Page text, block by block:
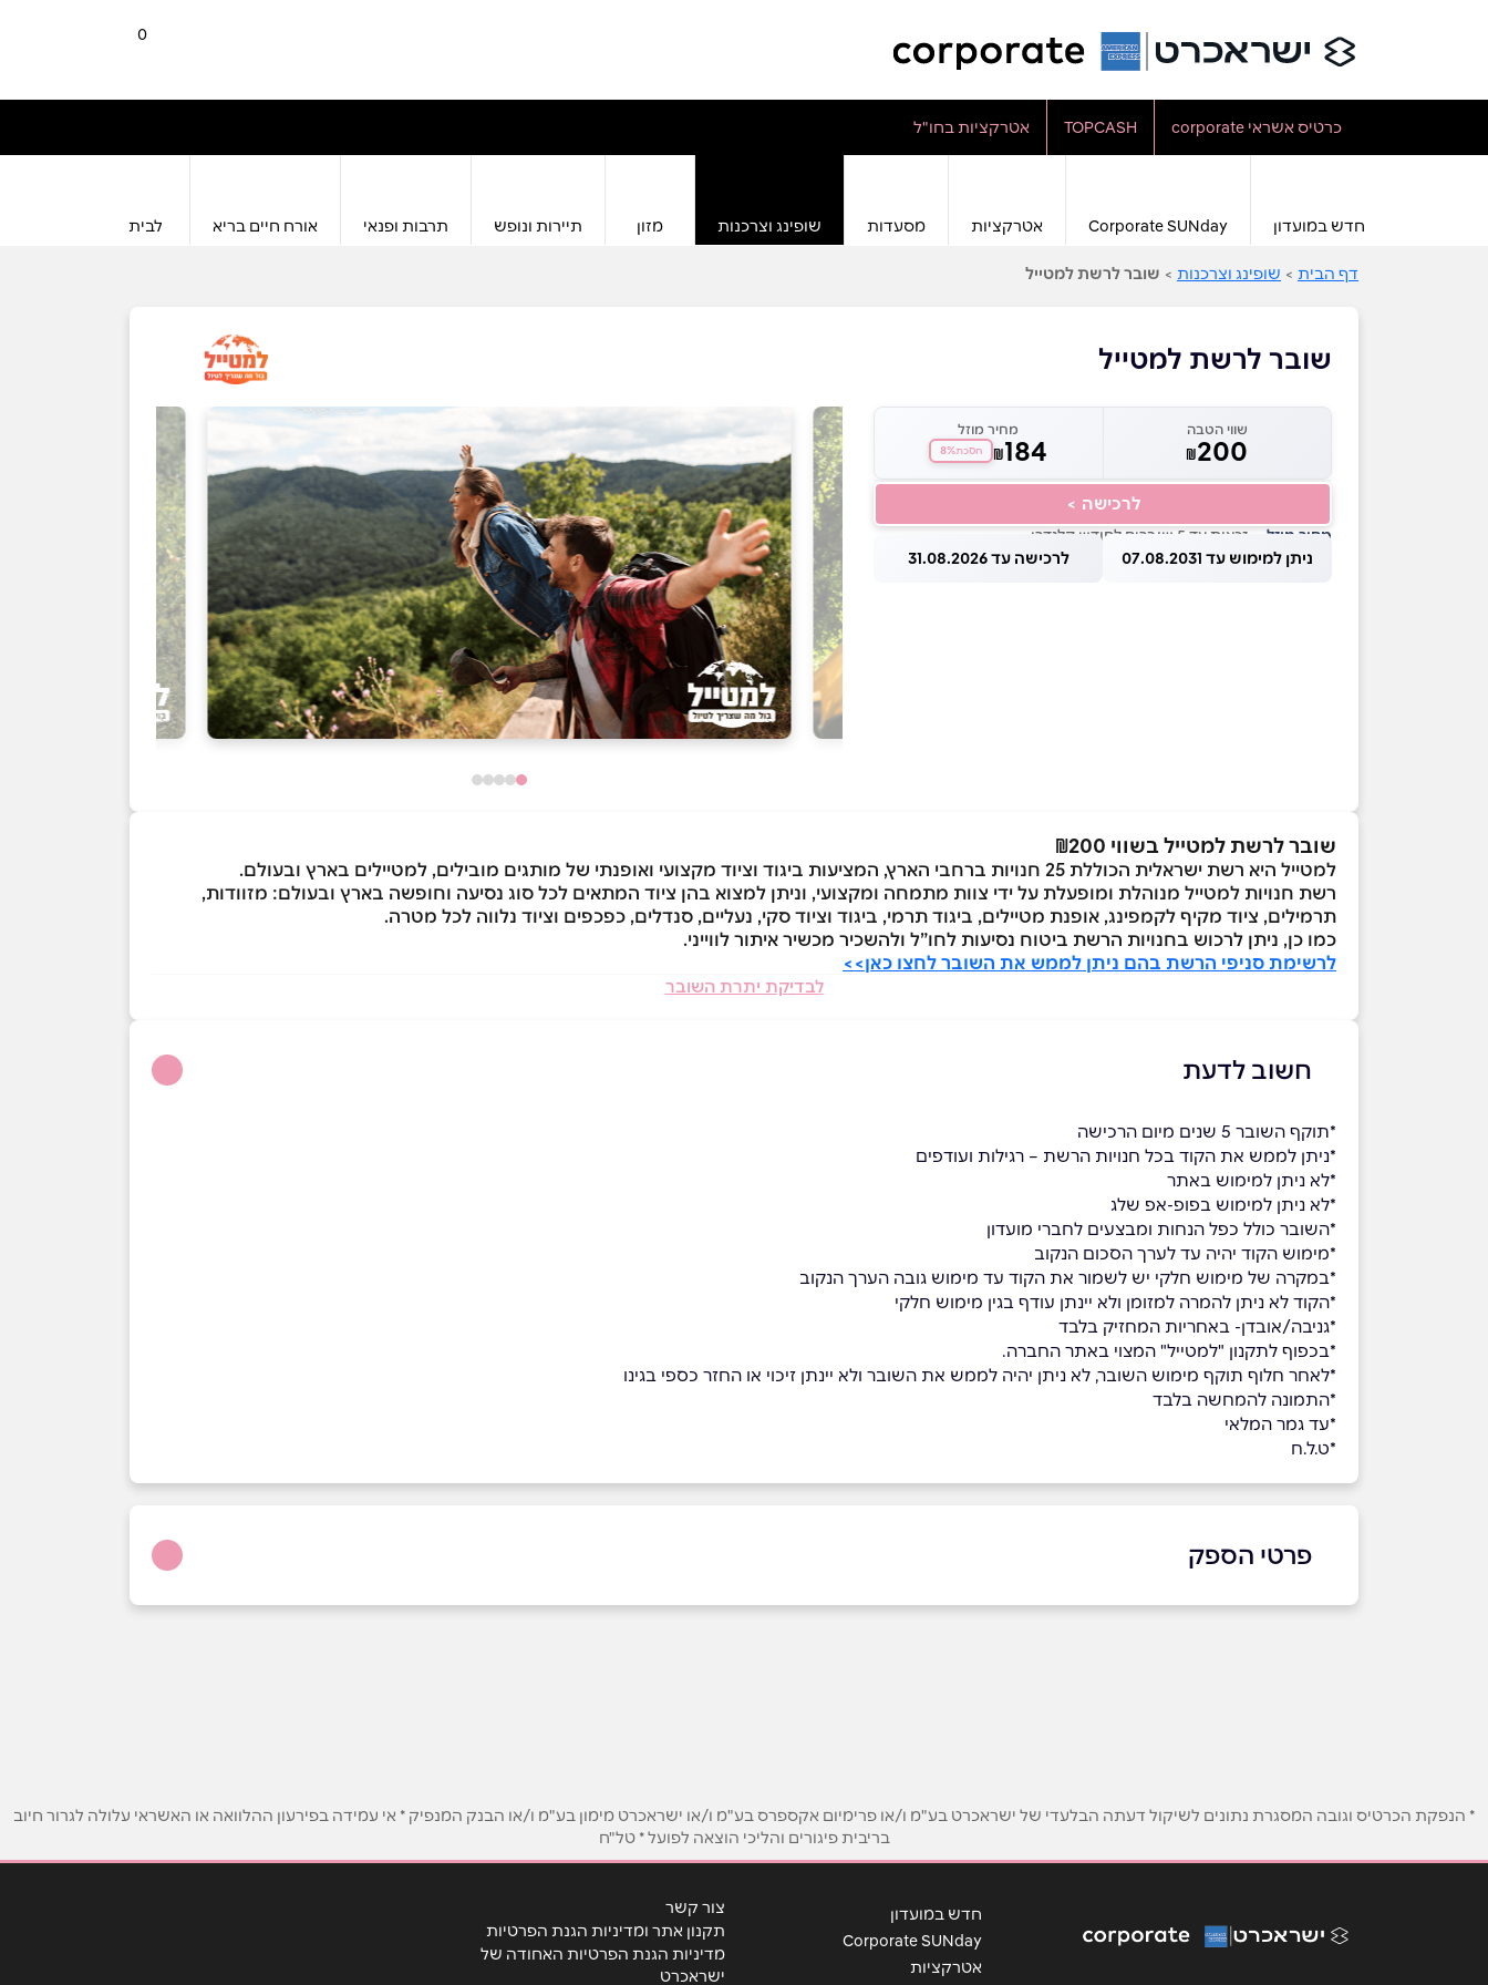
0
כרטיס אשראי corporate TOPCASH אטרקציות בחו"ל
חדש במועדון Corporate SUNday אטרקציות מסעדות שופינג וצרכנות מזון תיירות ונופש תרבות ופנאי אורח חיים בריא לבית
דף הבית > שופינג וצרכנות > שובר לרשת למטייל
שובר לרשת למטייל
שווי הטבה
₪200
מחיר מוזל
₪184 חסכת8%
לרכישה >
מחיר מוזל — זכאות עד 5 שוברים לחודש קלנדרי
ניתן למימוש עד 07.08.2031 לרכישה עד 31.08.2026
שובר לרשת למטייל בשווי ₪200
למטייל היא רשת ישראלית הכוללת 25 חנויות ברחבי הארץ, המציעות ביגוד וציוד מקצועי ואופנתי של מותגים מובילים, למטיילים בארץ ובעולם.
רשת חנויות למטייל מנוהלת ומופעלת על ידי צוות מתמחה ומקצועי, וניתן למצוא בהן ציוד המתאים לכל סוג נסיעה וחופשה בארץ ובעולם: מזוודות,
תרמילים, ציוד מקיף לקמפינג, אופנת מטיילים, ביגוד תרמי, ביגוד וציוד סקי, נעליים, סנדלים, כפכפים וציוד נלווה לכל מטרה.
כמו כן, ניתן לרכוש בחנויות הרשת ביטוח נסיעות לחו”ל ולהשכיר מכשיר איתור לווייני.
לרשימת סניפי הרשת בהם ניתן לממש את השובר לחצו כאן>>
לבדיקת יתרת השובר
חשוב לדעת
*תוקף השובר 5 שנים מיום הרכישה
*ניתן לממש את הקוד בכל חנויות הרשת – רגילות ועודפים
*לא ניתן למימוש באתר
*לא ניתן למימוש בפופ-אפ שלג
*השובר כולל כפל הנחות ומבצעים לחברי מועדון
*מימוש הקוד יהיה עד לערך הסכום הנקוב
*במקרה של מימוש חלקי יש לשמור את הקוד עד מימוש גובה הערך הנקוב
*הקוד לא ניתן להמרה למזומן ולא יינתן עודף בגין מימוש חלקי
*גניבה/אובדן- באחריות המחזיק בלבד
*בכפוף לתקנון "למטייל" המצוי באתר החברה.
*לאחר חלוף תוקף מימוש השובר, לא ניתן יהיה לממש את השובר ולא יינתן זיכוי או החזר כספי בגינו
*התמונה להמחשה בלבד
*עד גמר המלאי
*ט.ל.ח
פרטי הספק
נושא*
אנא חזרו אלי בקשר ל...
* הנפקת הכרטיס וגובה המסגרת נתונים לשיקול דעתה הבלעדי של ישראכרט בע"מ ו/או פרימיום אקספרס בע"מ ו/או ישראכרט מימון בע"מ ו/או הבנק המנפיק * אי עמידה בפירעון ההלוואה או האשראי עלולה לגרור חיוב
בריבית פיגורים והליכי הוצאה לפועל * טל"ח
חדש במועדון
Corporate SUNday
אטרקציות
צור קשר
תקנון אתר ומדיניות הגנת הפרטיות
מדיניות הגנת הפרטיות האחודה של
ישראכרט